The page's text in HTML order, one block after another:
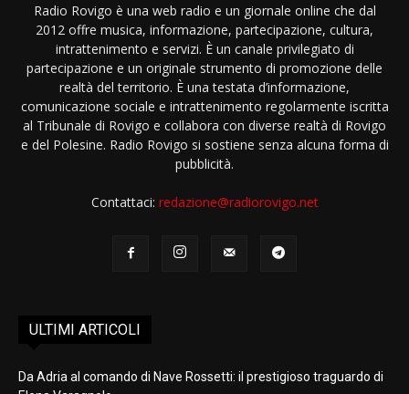
Radio Rovigo è una web radio e un giornale online che dal
2012 offre musica, informazione, partecipazione, cultura,
intrattenimento e servizi. È un canale privilegiato di
partecipazione e un originale strumento di promozione delle
realtà del territorio. È una testata d’informazione,
comunicazione sociale e intrattenimento regolarmente iscritta
al Tribunale di Rovigo e collabora con diverse realtà di Rovigo
e del Polesine. Radio Rovigo si sostiene senza alcuna forma di
pubblicità.
Contattaci: redazione@radiorovigo.net
ULTIMI ARTICOLI
Da Adria al comando di Nave Rossetti: il prestigioso traguardo di